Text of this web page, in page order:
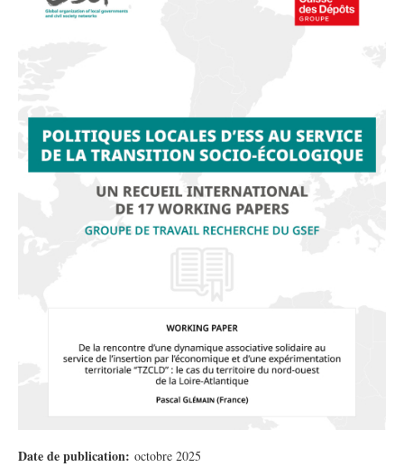
Date de publication: octobre 2025